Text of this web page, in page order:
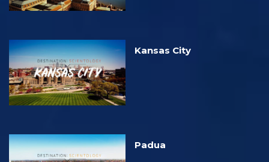
Kansas City
Padua